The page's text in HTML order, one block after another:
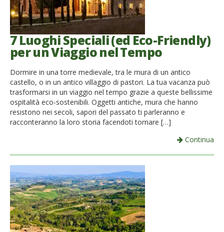
7 Luoghi Speciali (ed Eco-Friendly)
per un Viaggio nel Tempo
Dormire in una torre medievale, tra le mura di un antico
castello, o in un antico villaggio di pastori. La tua vacanza può
trasformarsi in un viaggio nel tempo grazie a queste bellissime
ospitalità eco-sostenibili. Oggetti antiche, mura che hanno
resistono nei secoli, sapori del passato ti parleranno e
racconteranno la loro storia facendoti tornare […]
Continua